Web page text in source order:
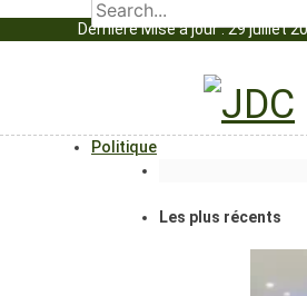
Dernière Mise à jour : 29 juillet
Politique
Les plus récents